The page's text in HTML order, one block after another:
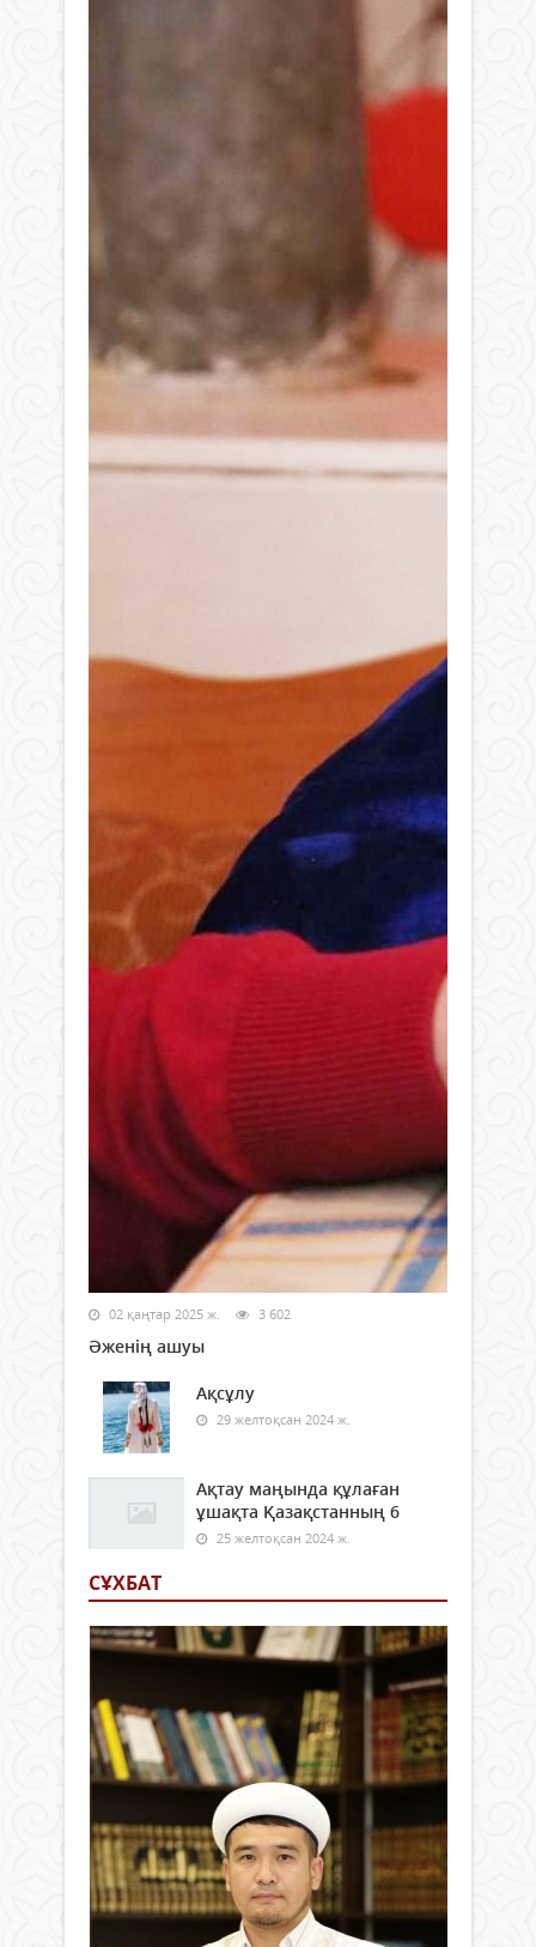
02 қаңтар 2025 ж. 3 602
Әженің ашуы
Ақсұлу
29 желтоқсан 2024 ж.
Ақтау маңында құлаған
ұшақта Қазақстанның 6
25 желтоқсан 2024 ж.
СҰХБАТ